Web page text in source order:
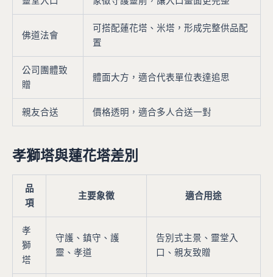
佛道法會
可搭配蓮花塔、米塔，形成完整供品配
置
公司團體致
贈
體面大方，適合代表單位表達追思
親友合送 價格透明，適合多人合送一對
孝獅塔與蓮花塔差別
品
項
主要象徵 適合用途
孝
獅
塔
守護、鎮守、護
靈、孝道
告別式主景、靈堂入
口、親友致贈